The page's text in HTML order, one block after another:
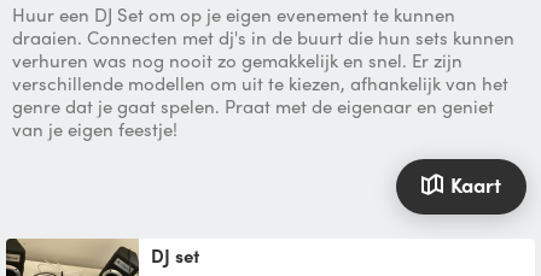
Huur een DJ Set om op je eigen evenement te kunnen
draaien. Connecten met dj's in de buurt die hun sets kunnen
verhuren was nog nooit zo gemakkelijk en snel. Er zijn
verschillende modellen om uit te kiezen, afhankelijk van het
genre dat je gaat spelen. Praat met de eigenaar en geniet
van je eigen feestje!
Kaart
DJ set